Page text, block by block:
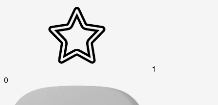
1
0